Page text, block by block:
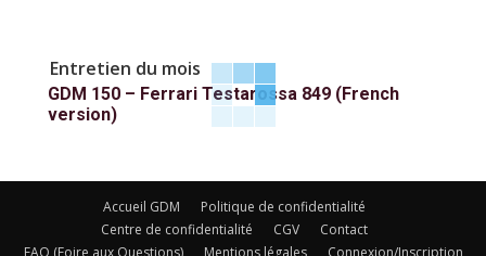
Entretien du mois
GDM 150 – Ferrari Testarossa 849 (French
version)
Accueil GDM
Politique de confidentialité
Centre de confidentialité
CGV
Contact
FAQ (Foire aux Questions)
Mentions légales Connexion/Inscription